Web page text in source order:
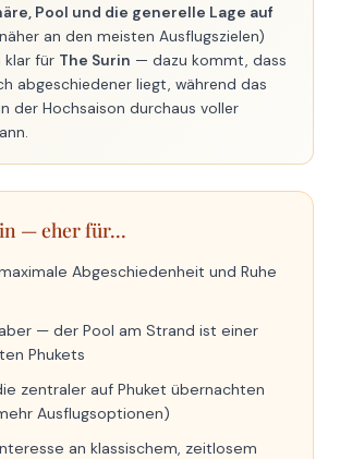
Pool und die generelle Lage auf
an den meisten Ausflugszielen)
klar für The Surin — dazu kommt, dass
abgeschiedener liegt, während das
der Hochsaison durchaus voller
— eher für...
Abgeschiedenheit und Ruhe
— der Pool am Strand ist einer
Phukets
zentraler auf Phuket übernachten
Ausflugsoptionen)
an klassischem, zeitlosem